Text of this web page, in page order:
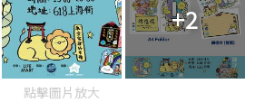
+2
點擊圖片放大